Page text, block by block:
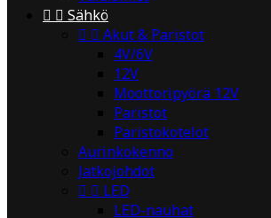
  Sähkö
  Akut & Paristot
4V/6V
12V
Moottoripyörä 12V
Paristot
Paristokotelot
Aurinkokenno
Jatkojohdot
  LED
LED-nauhat